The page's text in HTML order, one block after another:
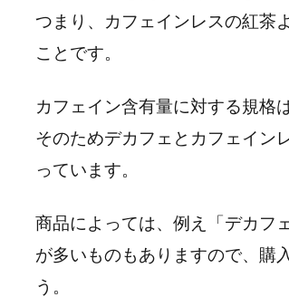
つまり、カフェインレスの紅茶
ことです。
カフェイン含有量に対する規格
そのためデカフェとカフェイン
っています。
商品によっては、例え「デカフ
が多いものもありますので、購
う。